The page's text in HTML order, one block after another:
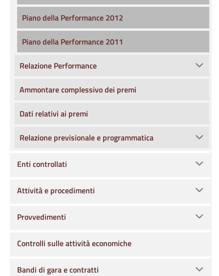
Piano della Performance 2012
Piano della Performance 2011
Relazione Performance
Ammontare complessivo dei premi
Dati relativi ai premi
Relazione previsionale e programmatica
Enti controllati
Attività e procedimenti
Provvedimenti
Controlli sulle attività economiche
Bandi di gara e contratti